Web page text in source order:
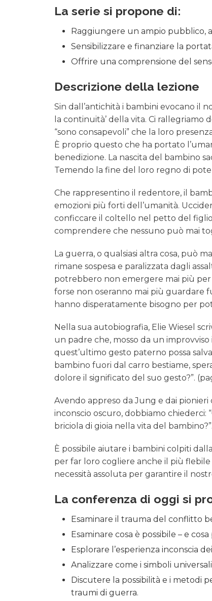
La serie si propone di:
Raggiungere un ampio pubblico,
Sensibilizzare e finanziare la
Offrire una comprensione del
Descrizione della lezione
Sin dall’antichità i bambini evocano il
la continuità’ della vita. Ci
“sono consapevoli” che la loro
È proprio questo che ha portato
benedizione. La nascita del bambino
Temendo la fine del loro regno di
Che rappresentino il redentore, il
emozioni più forti dell’umanità.
conficcare il coltello nel petto del
comprendere che nessuno può mai
La guerra, o qualsiasi altra cosa, può
rimane sospesa e paralizzata dagli
potrebbero non emergere mai più
forse non oseranno mai più guardare
hanno disperatamente bisogno per
Nella sua autobiografia, Elie Wiesel
un padre che, mosso da un
quest’ultimo gesto paterno possa
bambino fuori dal carro bestiame,
dolore il significato del suo gesto?”.
Avendo appreso da Jung e dai
inconscio oscuro, dobbiamo chiederci:
briciola di gioia nella vita del bambino?”.
È possibile aiutare i bambini colpiti
per far loro cogliere anche il più
necessità assoluta per garantire il
La conferenza di oggi si
Esaminare il trauma del conflitto
Esaminare cosa è possibile – e
Esplorare l’esperienza inconscia
Analizzare come i simboli
Discutere la possibilità e i metodi
traumi di guerra.